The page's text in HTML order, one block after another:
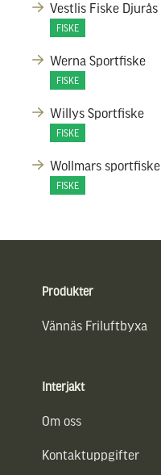
Vestlis Fiske Djurås
FISKE
Werna Sportfiske
FISKE
Willys Sportfiske
FISKE
Wollmars sportfiske
FISKE
Produkter
Vännäs Friluftbyxa
Interjakt
Om oss
Kontaktuppgifter